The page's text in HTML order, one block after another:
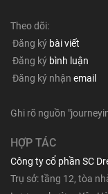
Theo dõi:
Đăng ký bài viết
Đăng ký bình luận
Đăng ký nhận email
Ghi rõ nguồn
HỢP TÁC
Công ty cổ phần SC
Trụ sở: tầng 12, tòa